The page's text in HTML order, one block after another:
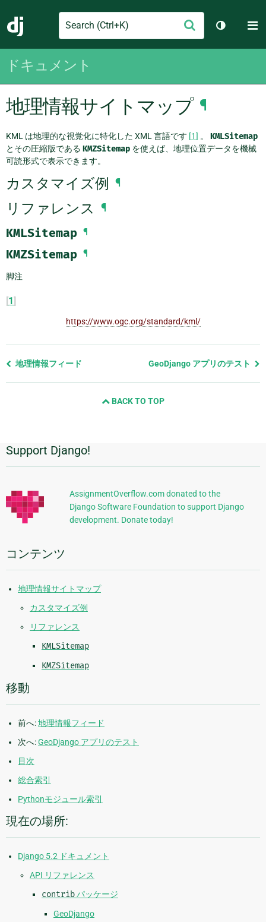
Django
Search
信
テーマを
ドキュメント
地理情報サイトマップ ¶
KML は地理的な視覚化に特化した XML 言語です [1] 。 KMLSitemap
とその圧縮版である KMZSitemap を使えば、地理位置データを機械
可読形式で表示できます。
カスタマイズ例 ¶
リファレンス ¶
KMLSitemap ¶
KMZSitemap ¶
脚注
[1]
https://www.ogc.org/standard/kml/
前
の
ペ
ジ
地理情報フィード GeoDjango アプリのテスト
BACK TO TOP
追
加
的
な
報
Support Django!
AssignmentOverflow.com donated to the
Django Software Foundation to support Django
development. Donate today!
コンテンツ
地理情報サイトマップ
カスタマイズ例
リファレンス
KMLSitemap
KMZSitemap
移動
前へ:地理情報フィード
次へ:GeoDjango アプリのテスト
目次
総合索引
Pythonモジュール索引
現在の場所:
Django 5.2 ドキュメント
API リファレンス
contribパッケージ
GeoDjango